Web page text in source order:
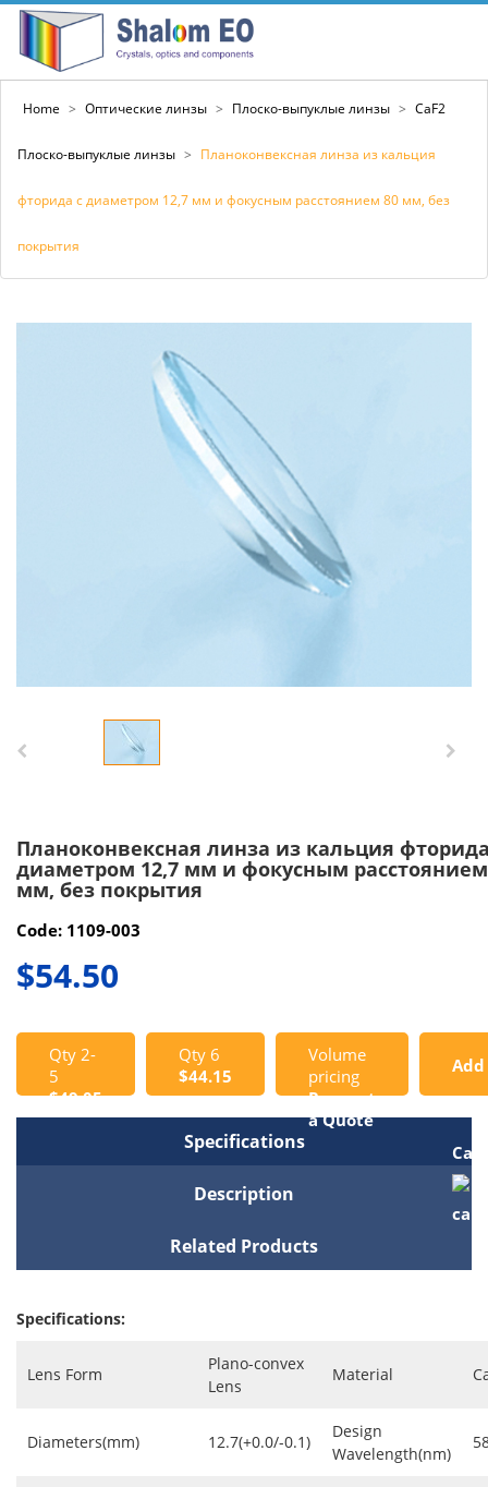
Home > Оптические линзы > Плоско-выпуклые линзы > CaF2
Плоско-выпуклые линзы > Планоконвексная линза из кальция
фторида с диаметром 12,7 мм и фокусным расстоянием 80 мм, без
покрытия
Планоконвексная линза из кальция
диаметром 12,7 мм и фокусным
мм, без покрытия
Code: 1109-003
$54.50
Qty 2-
5
$49.05
Qty 6
$44.15
Volume
pricing
Request
a Quote
Add
Cart
Specifications
Description
Related Products
Specifications:
Lens Form
Plano-convex
Lens
Material
Diameters(mm) 12.7(+0.0/-0.1)
Design
Wavelength(nm)